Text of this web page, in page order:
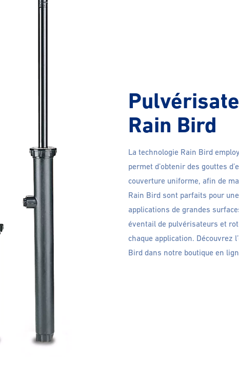
Rain Bird
La technologie Rain Bird
permet d’obtenir des gouttes
couverture uniforme, afin de
Rain Bird sont parfaits pour
applications de grandes
éventail de pulvérisateurs et
chaque application. Découvrez
Bird dans notre boutique en